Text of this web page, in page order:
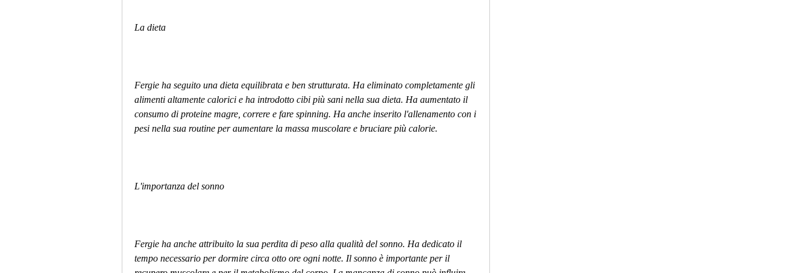
La dieta
Fergie ha seguito una dieta equilibrata e ben strutturata. Ha eliminato completamente gli
alimenti altamente calorici e ha introdotto cibi più sani nella sua dieta. Ha aumentato il
consumo di proteine ​​magre, correre e fare spinning. Ha anche inserito l'allenamento con i
pesi nella sua routine per aumentare la massa muscolare e bruciare più calorie.
L'importanza del sonno
Fergie ha anche attribuito la sua perdita di peso alla qualità del sonno. Ha dedicato il
tempo necessario per dormire circa otto ore ogni notte. Il sonno è importante per il